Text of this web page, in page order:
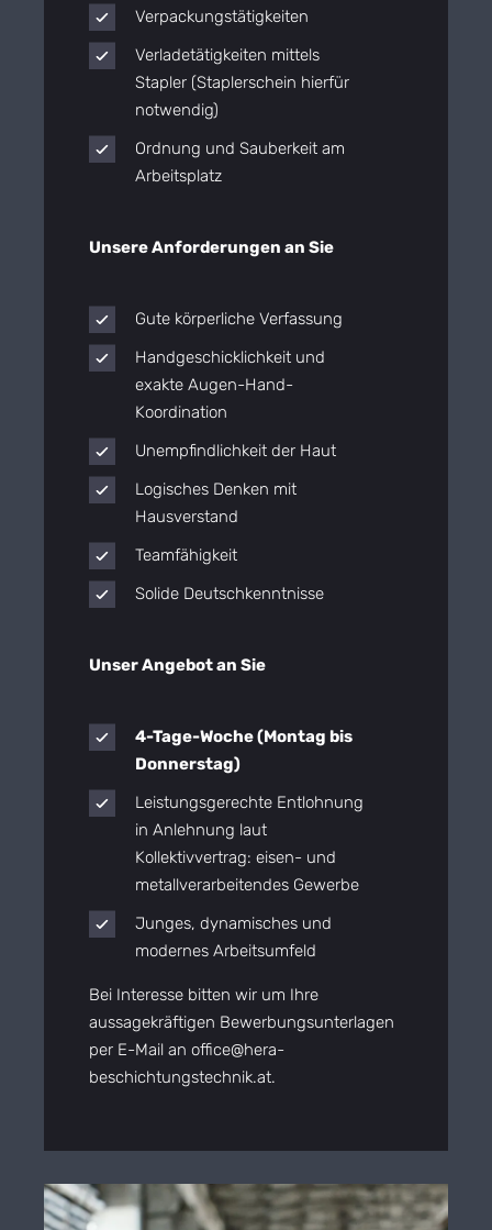
Verpackungstätigkeiten
Verladetätigkeiten mittels
Stapler (Staplerschein hierfür
notwendig)
Ordnung und Sauberkeit am
Arbeitsplatz
Unsere Anforderungen an Sie
Gute körperliche Verfassung
Handgeschicklichkeit und
exakte Augen-Hand-
Koordination
Unempfindlichkeit der Haut
Logisches Denken mit
Hausverstand
Teamfähigkeit
Solide Deutschkenntnisse
Unser Angebot an Sie
4-Tage-Woche (Montag bis
Donnerstag)
Leistungsgerechte Entlohnung
in Anlehnung laut
Kollektivvertrag: eisen- und
metallverarbeitendes Gewerbe
Junges, dynamisches und
modernes Arbeitsumfeld
Bei Interesse bitten wir um Ihre
aussagekräftigen Bewerbungsunterlagen
per E-Mail an office@hera-
beschichtungstechnik.at.